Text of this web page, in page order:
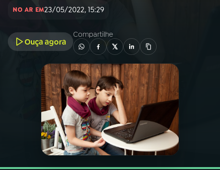
PROGRAMAS
PODCASTS
VIDEOCASTS
NO AR EM23/05/2022, 15:29
Ouça agora
Compartilhe